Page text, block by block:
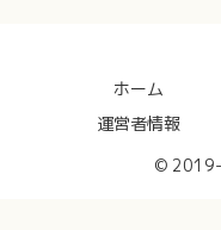
ホーム
運営者情報
©